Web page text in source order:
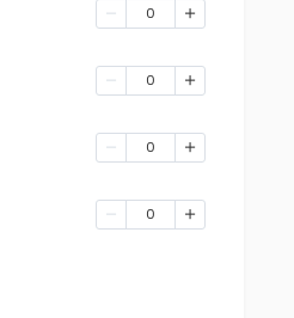
0
0
0
0